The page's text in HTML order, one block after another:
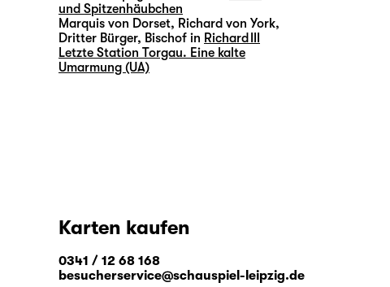
und Spitzenhäubchen
Marquis von Dorset, Richard von York,
Dritter Bürger, Bischof in Richard III
Letzte Station Torgau. Eine kalte
Umarmung (UA)
Karten kaufen
0341 / 12 68 168
besucherservice@schauspiel-leipzig.de